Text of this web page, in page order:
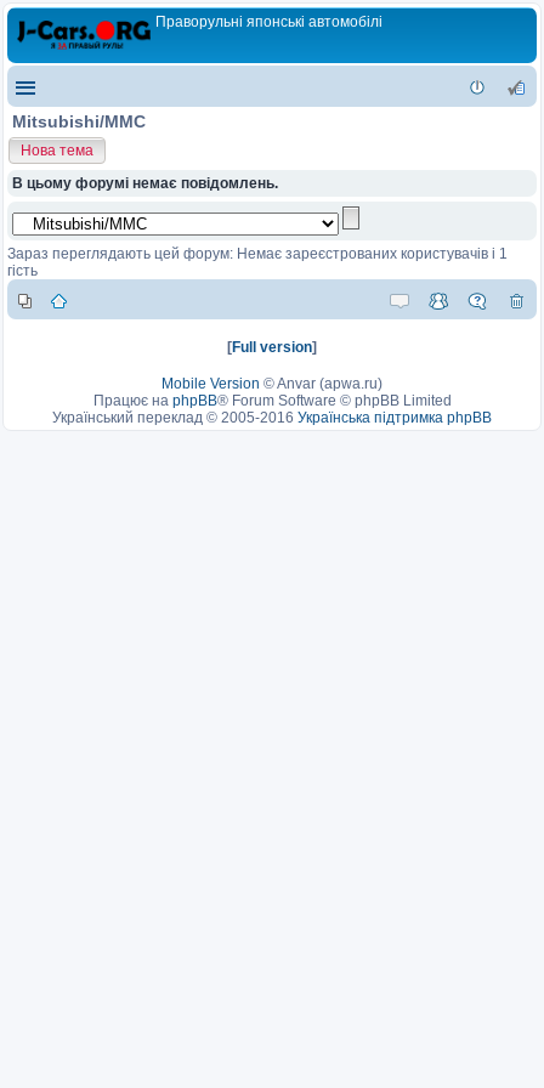
Праворульні японські автомобілі
Mitsubishi/MMC
Нова тема
В цьому форумі немає повідомлень.
Зараз переглядають цей форум: Немає зареєстрованих користувачів і 1
гість
[Full version]
Mobile Version ©Anvar (apwa.ru)
Працює на phpBB® Forum Software © phpBB Limited
Український переклад © 2005-2016 Українська підтримка phpBB